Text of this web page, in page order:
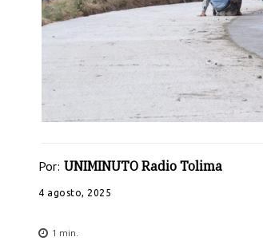
Por: UNIMINUTO Radio Tolima
4 agosto, 2025
1 min.